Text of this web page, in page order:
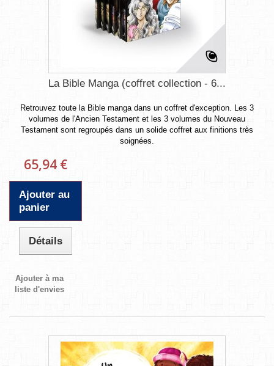
La Bible Manga (coffret collection - 6...
Retrouvez toute la Bible manga dans un coffret d'exception. Les 3
volumes de l'Ancien Testament et les 3 volumes du Nouveau
Testament sont regroupés dans un solide coffret aux finitions très
soignées.
65,94 €
Ajouter au
panier
Détails
Ajouter à ma
liste d'envies